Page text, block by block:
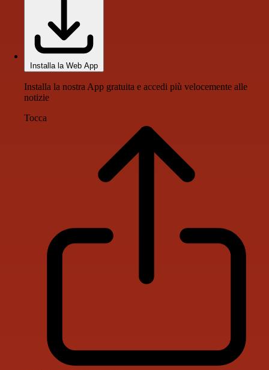
Installa la Web App
Installa la nostra App gratuita e accedi più velocemente alle
notizie
Tocca